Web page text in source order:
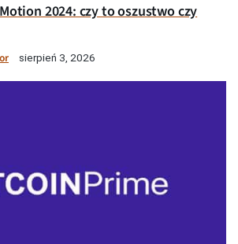
2024: czy to oszustwo czy
sierpień 3, 2026